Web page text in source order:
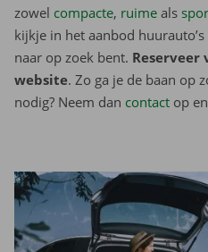
zowel compacte, ruime als
kijkje in het aanbod
naar op zoek bent. Reserveer
website. Zo ga je de baan op
nodig? Neem dan contact op